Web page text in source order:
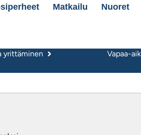
Matkailu Nuoret
yrittäminen Vapaa-